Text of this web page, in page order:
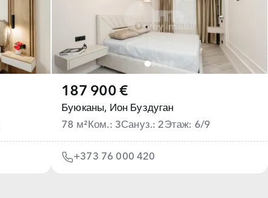
187 900 €
Буюканы, Ион Буздуган
78 м² Ком.: 3Сануз.: 2Этаж: 6/9
+373 76 000 420